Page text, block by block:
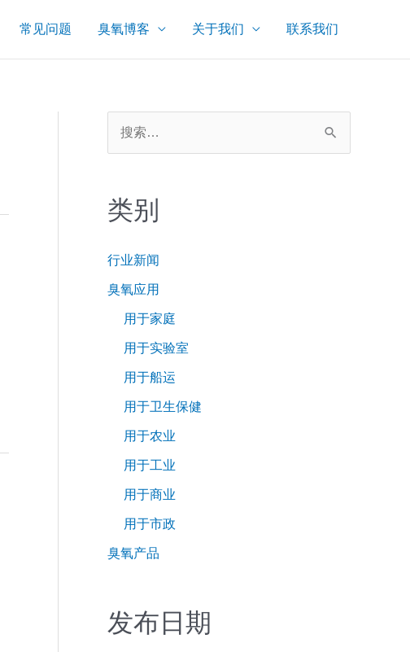
常见问题 臭氧博客 关于我们 联系我们
类别
行业新闻
臭氧应用
用于家庭
用于实验室
用于船运
用于卫生保健
用于农业
用于工业
用于商业
用于市政
臭氧产品
发布日期